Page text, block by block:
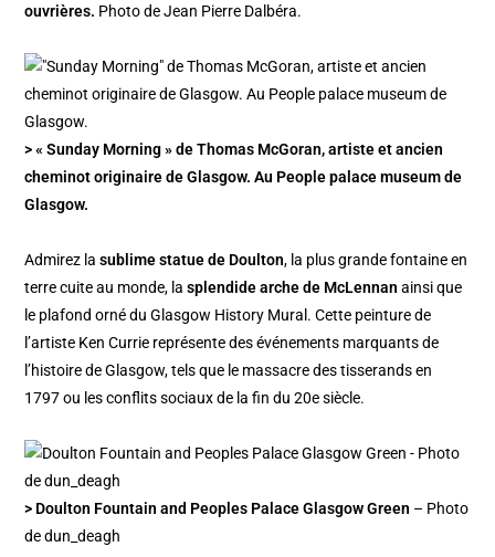
ouvrières. Photo de Jean Pierre Dalbéra.
> « Sunday Morning » de Thomas McGoran, artiste et ancien
cheminot originaire de Glasgow. Au People palace museum de
Glasgow.
Admirez lasublime statue de Doulton, la plus grande fontaine en
terre cuite au monde, lasplendide arche de McLennan ainsi que
le plafond orné du Glasgow History Mural. Cette peinture de
l’artiste Ken Currie représente des événements marquants de
l’histoire de Glasgow, tels que le massacre des tisserands en
1797 ou les conflits sociaux de la fin du 20e siècle.
> Doulton Fountain and Peoples Palace Glasgow Green – Photo
de dun_deagh